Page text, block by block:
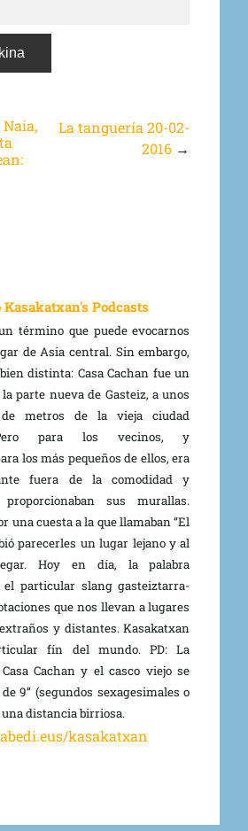
La tanguería 20-02-
2016 →
Podcasts
término que puede evocarnos
de Asia central. Sin embargo,
distinta: Casa Cachan fue un
parte nueva de Gasteiz, a unos
metros de la vieja ciudad
Pero para los vecinos, y
los más pequeños de ellos, era
fuera de la comodidad y
sus murallas.
una cuesta a la que llamaban “El
parecerles un lugar lejano y al
Hoy en día, la palabra
particular slang gasteiztarra-
que nos llevan a lugares
y distantes. Kasakatxan
fín del mundo. PD: La
Cachan y el casco viejo se
9’’ (segundos sexagesimales o
distancia birriosa.
kasakatxan